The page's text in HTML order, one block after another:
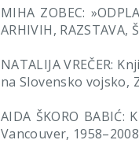
MIHA ZOBEC:
ARHIVIH, RAZSTAVA,
NATALIJA VREČER:
na Slovensko vojsko,
AIDA ŠKORO
Vancouver,